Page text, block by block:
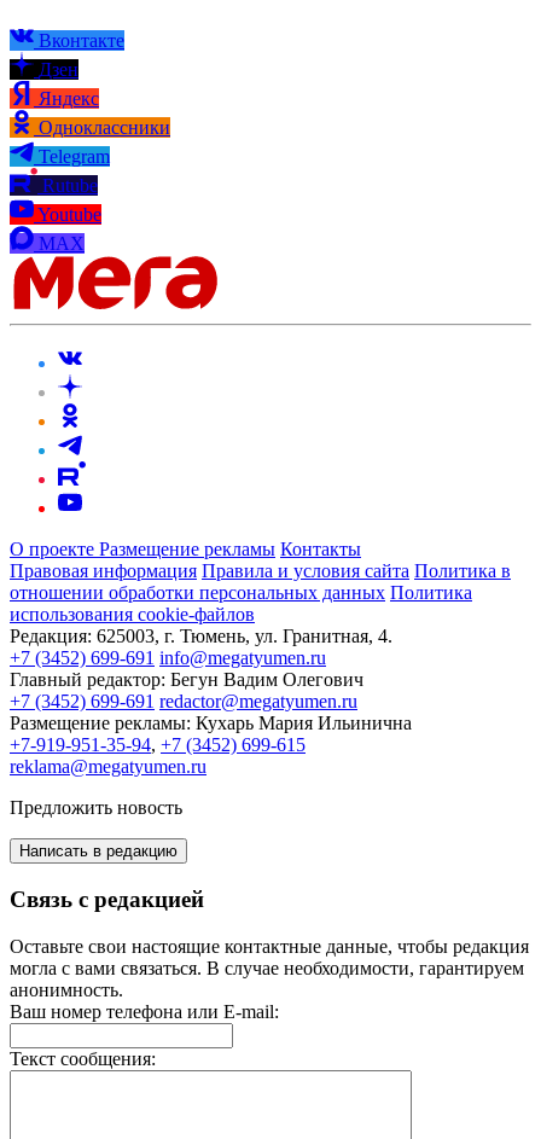
Вконтакте
Дзен
Яндекс
Одноклассники
Telegram
Rutube
Youtube
MAX
О проекте Размещение рекламы Контакты
Правовая информация Правила и условия сайта Политика в
отношении обработки персональных данных Политика
использования cookie-файлов
Редакция: 625003, г. Тюмень, ул. Гранитная, 4.
+7 (3452) 699-691 info@megatyumen.ru
Главный редактор: Бегун Вадим Олегович
+7 (3452) 699-691 redactor@megatyumen.ru
Размещение рекламы: Кухарь Мария Ильинична
+7-919-951-35-94, +7 (3452) 699-615
reklama@megatyumen.ru
Предложить новость
Написать в редакцию
Связь с редакцией
Оставьте свои настоящие контактные данные, чтобы редакция
могла с вами связаться. В случае необходимости, гарантируем
анонимность.
Ваш номер телефона или E-mail:
Текст сообщения: